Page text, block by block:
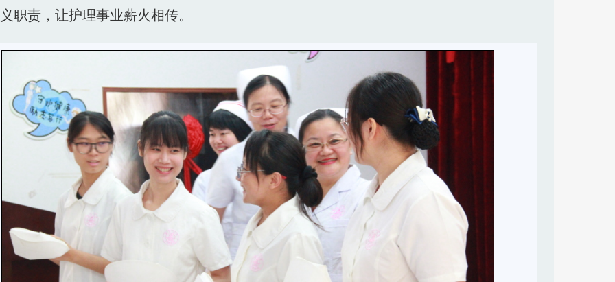
职责，让护理事业薪火相传。